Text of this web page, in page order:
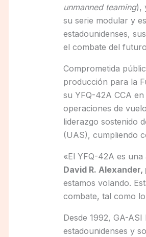
unmanned teaming),
su serie modular y
estadounidenses,
el combate del
Comprometida
producción para la
su YFQ-42A CCA
operaciones de
liderazgo sostenido
(UAS), cumpliendo
«El YFQ-42A es
David R.
estamos volando.
combate, tal como
Desde 1992, GA-
estadounidenses y